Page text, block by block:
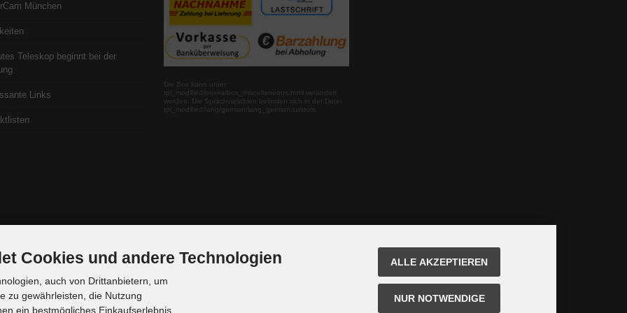
München
Teleskop beginnt bei der
Links
Die Box kann unter
tpl_modified/boxes/box_miscellaneous.html verändert
werden. Die Sprachvariablen befinden sich in der Datei
Cookies und andere Technologien
auch von Drittanbietern, um
zu gewährleisten, die Nutzung
ein bestmögliches Einkaufserlebnis
ALLE AKZEPTIEREN
NUR NOTWENDIGE